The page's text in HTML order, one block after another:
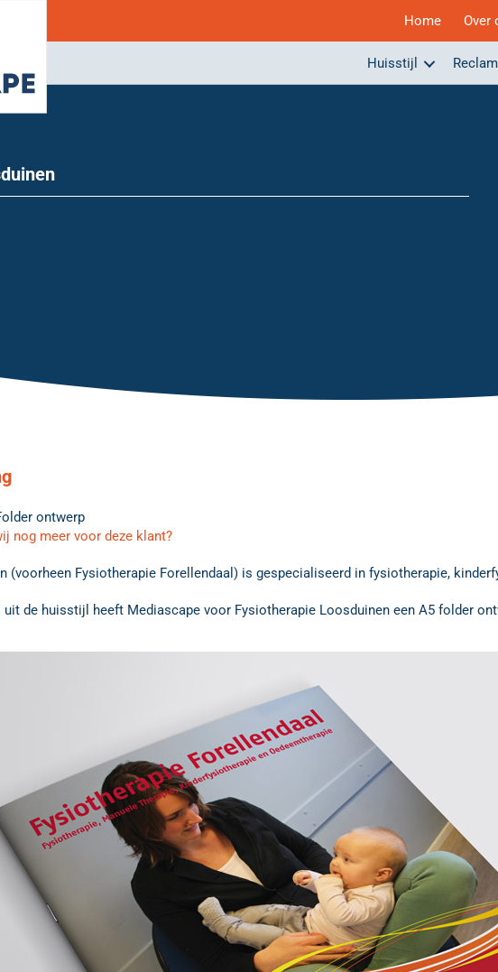
Home Over
Huisstijl
ontwerp
nog meer voor deze klant?
(voorheen Fysiotherapie Forellendaal) is gespecialiseerd in fysiotherapie,
de huisstijl heeft Mediascape voor Fysiotherapie Loosduinen een A5 folder